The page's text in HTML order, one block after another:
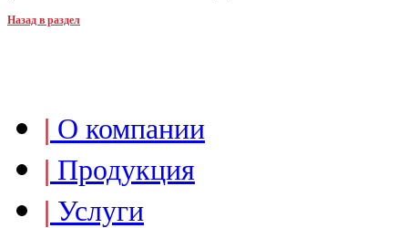
Назад в раздел
| О компании
| Продукция
| Услуги